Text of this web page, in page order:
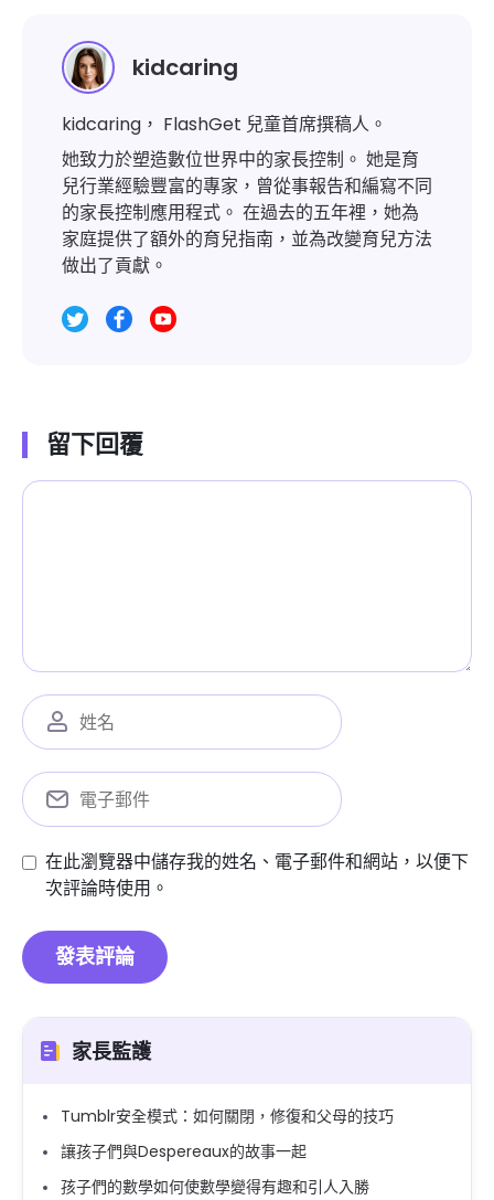
kidcaring
kidcaring， FlashGet 兒童首席撰稿人。
她致力於塑造數位世界中的家長控制。 她是育
兒行業經驗豐富的專家，曾從事報告和編寫不同
的家長控制應用程式。 在過去的五年裡，她為
家庭提供了額外的育兒指南，並為改變育兒方法
做出了貢獻。
留下回覆
在此瀏覽器中儲存我的姓名、電子郵件和網站，以便下
次評論時使用。
家長監護
Tumblr安全模式：如何關閉，修復和父母的技巧
讓孩子們與Despereaux的故事一起
孩子們的數學如何使數學變得有趣和引人入勝